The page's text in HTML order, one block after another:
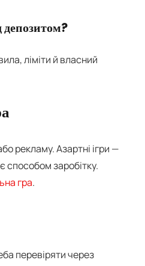
ліміти й власний
рекламу. Азартні ігри —
способом заробітку.
гра.
перевіряти через